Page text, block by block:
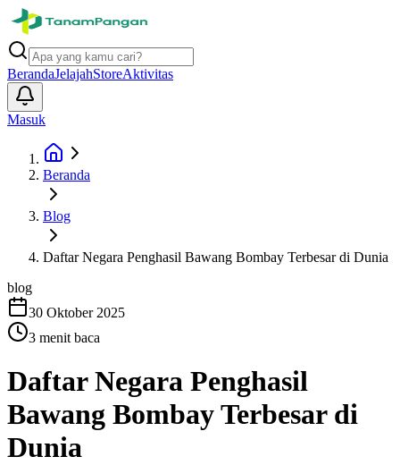
BerandaJelajahStoreAktivitas
Masuk
Beranda
Blog
Daftar Negara Penghasil Bawang Bombay Terbesar di Dunia
blog
30 Oktober 2025
3 menit baca
Daftar Negara Penghasil
Bawang Bombay Terbesar di
Dunia